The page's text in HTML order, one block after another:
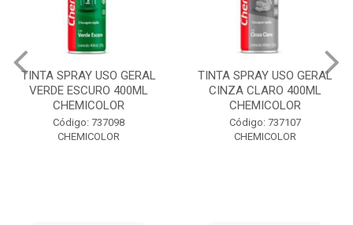
TINTA SPRAY USO GERAL
VERDE ESCURO 400ML
CHEMICOLOR
Código: 737098
CHEMICOLOR
TINTA SPRAY USO GERAL
CINZA CLARO 400ML
CHEMICOLOR
Código: 737107
CHEMICOLOR